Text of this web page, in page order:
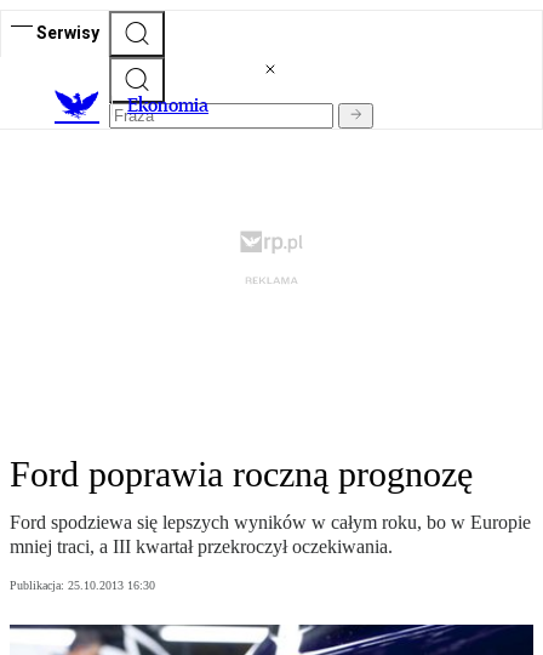
Serwisy
Ekonomia
Ford poprawia roczną prognozę
Ford spodziewa się lepszych wyników w całym roku, bo w Europie
mniej traci, a III kwartał przekroczył oczekiwania.
Publikacja: 25.10.2013 16:30